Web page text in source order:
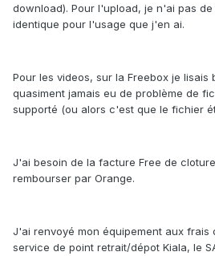
download). Pour l'upload, je n'ai pas
identique pour l'usage que j'en ai.
Pour les videos, sur la Freebox je lisais
quasiment jamais eu de problème de
supporté (ou alors c'est que le fichier
J'ai besoin de la facture Free de
rembourser par Orange.
J'ai renvoyé mon équipement aux frais
service de point retrait/dépot Kiala, le